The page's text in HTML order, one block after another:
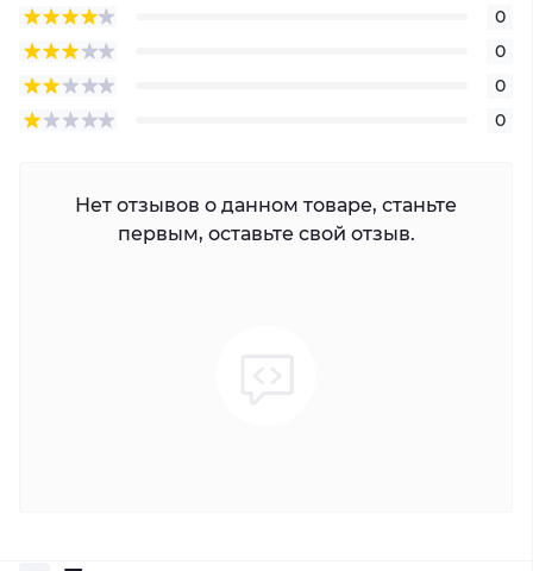
0
0
0
0
Нет отзывов о данном товаре, станьте
первым, оставьте свой отзыв.